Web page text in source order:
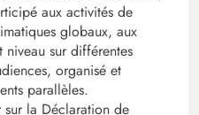
aux activités de
globaux, aux
niveau sur différentes
organisé et
parallèles.
sur la Déclaration de